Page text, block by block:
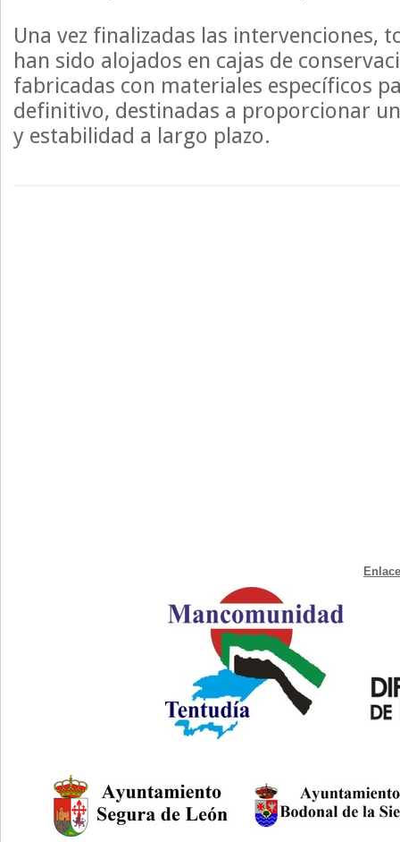
Una vez finalizadas las intervenciones,
han sido alojados en cajas de
fabricadas con materiales específicos
definitivo, destinadas a proporcionar
y estabilidad a largo plazo.